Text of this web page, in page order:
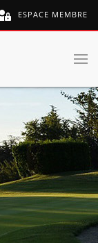
ESPACE MEMBRE